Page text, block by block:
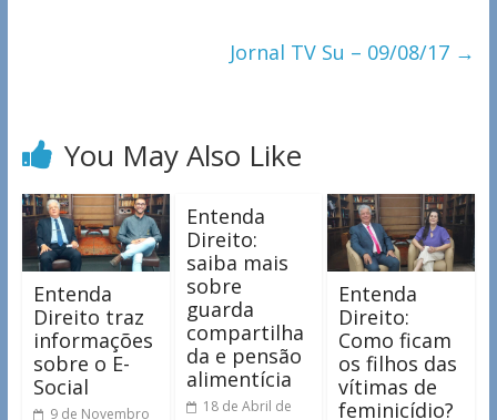
Jornal TV Su – 09/08/17 →
You May Also Like
Entenda
Direito traz
informações
sobre o E-
Social
9 de Novembro
Entenda
Direito:
saiba mais
sobre
guarda
compartilha
da e pensão
alimentícia
18 de Abril de
Entenda
Direito:
Como ficam
os filhos das
vítimas de
feminicídio?